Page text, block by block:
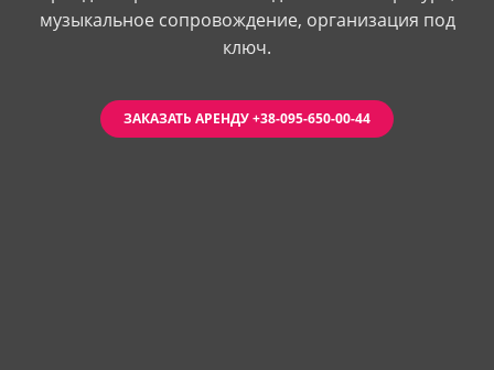
музыкальное сопровождение, организация под
ключ.
ЗАКАЗАТЬ АРЕНДУ +38-095-650-00-44